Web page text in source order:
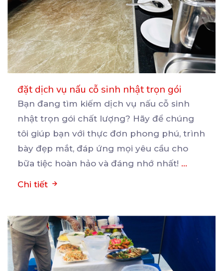
đặt dịch vụ nấu cỗ sinh nhật trọn gói
Bạn đang tìm kiếm dịch vụ nấu cỗ sinh
nhật trọn gói chất lượng? Hãy để chúng
tôi giúp bạn với thực đơn phong phú, trình
bày đẹp mắt, đáp ứng mọi yêu cầu cho
bữa tiệc hoàn hảo và đáng nhớ nhất! ...
Chi tiết